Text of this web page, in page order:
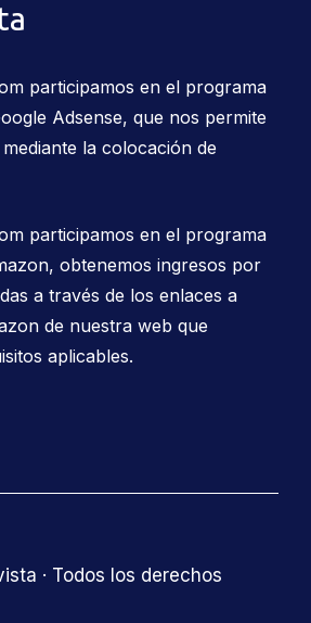
participamos en el programa
Adsense, que nos permite
la colocación de
participamos en el programa
obtenemos ingresos por
a través de los enlaces a
de nuestra web que
aplicables.
· Todos los derechos